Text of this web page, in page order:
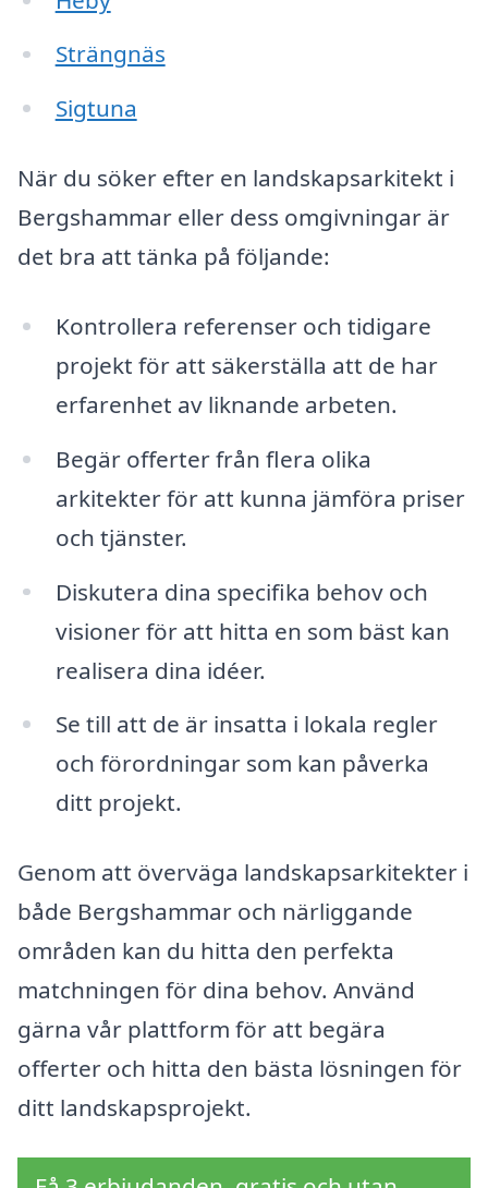
Strängnäs
Sigtuna
När du söker efter en landskapsarkitekt i
Bergshammar eller dess omgivningar är
det bra att tänka på följande:
Kontrollera referenser och tidigare
projekt för att säkerställa att de har
erfarenhet av liknande arbeten.
Begär offerter från flera olika
arkitekter för att kunna jämföra priser
och tjänster.
Diskutera dina specifika behov och
visioner för att hitta en som bäst kan
realisera dina idéer.
Se till att de är insatta i lokala regler
och förordningar som kan påverka
ditt projekt.
Genom att överväga landskapsarkitekter i
både Bergshammar och närliggande
områden kan du hitta den perfekta
matchningen för dina behov. Använd
gärna vår plattform för att begära
offerter och hitta den bästa lösningen för
ditt landskapsprojekt.